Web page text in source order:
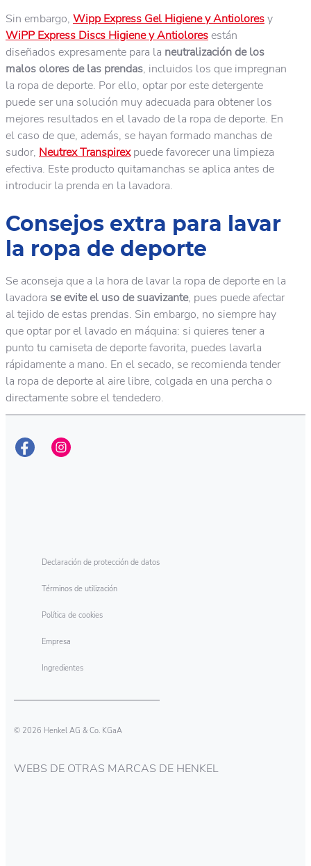
Sin embargo, Wipp Express Gel Higiene y Antioloresy
WiPP Express Discs Higiene y Antioloresestán
diseñados expresamente para la neutralización de los
malos olores de las prendas, incluidos los que impregnan
la ropa de deporte. Por ello, optar por este detergente
puede ser una solución muy adecuada para obtener los
mejores resultados en el lavado de la ropa de deporte. En
el caso de que, además, se hayan formado manchas de
sudor, Neutrex Transpirexpuede favorecer una limpieza
efectiva. Este producto quitamanchas se aplica antes de
introducir la prenda en la lavadora.
Consejos extra para lavar
la ropa de deporte
Se aconseja que a la hora de lavar la ropa de deporte en la
lavadora se evite el uso de suavizante, pues puede afectar
al tejido de estas prendas. Sin embargo, no siempre hay
que optar por el lavado en máquina: si quieres tener a
punto tu camiseta de deporte favorita, puedes lavarla
rápidamente a mano. En el secado, se recomienda tender
la ropa de deporte al aire libre, colgada en una percha o
directamente sobre el tendedero.
Declaración de protección de datos
Términos de utilización
Política de cookies
Empresa
Ingredientes
© 2026 Henkel AG & Co. KGaA
WEBS DE OTRAS MARCAS DE HENKEL